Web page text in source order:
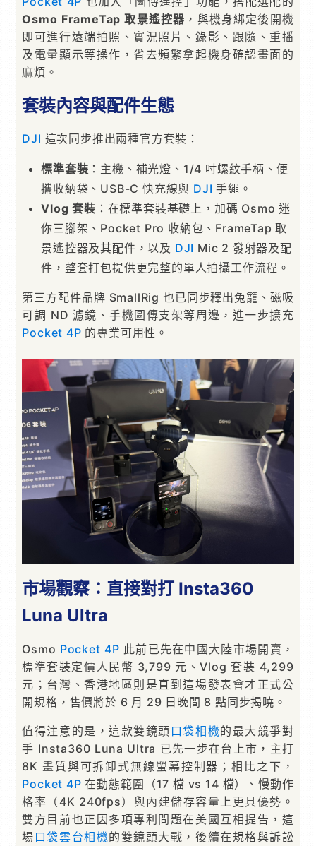
Osmo FrameTap 取景遙控器 ，與機身綁定後開機
即可進行遠端拍照、實況照片、錄影、跟隨、重播
及電量顯示等操作，省去頻繁拿起機身確認畫面的
麻煩。
套裝內容與配件生態
DJI 這次同步推出兩種官方套裝：
標準套裝 ：主機、補光燈、1/4 吋螺紋手柄、便
攜收納袋、USB-C 快充線與 DJI 手繩。
Vlog 套裝 ：在標準套裝基礎上，加碼 Osmo 迷
你三腳架、Pocket Pro 收納包、FrameTap 取
景遙控器及其配件，以及 DJI Mic 2 發射器及配
件，整套打包提供更完整的單人拍攝工作流程。
第三方配件品牌 SmallRig 也已同步釋出兔籠、磁吸
可調 ND 濾鏡、手機圖傳支架等周邊，進一步擴充
Pocket 4P 的專業可用性。
市場觀察：直接對打 Insta360
Luna Ultra
Osmo Pocket 4P 此前已先在中國大陸市場開賣，
標準套裝定價人民幣 3,799 元、Vlog 套裝 4,299
元；台灣、香港地區則是直到這場發表會才正式公
開規格，售價將於 6 月 29 日晚間 8 點同步揭曉。
值得注意的是，這款雙鏡頭 口袋相機的最大競爭對
手 Insta360 Luna Ultra 已先一步在台上市，主打
8K 畫質與可拆卸式無線螢幕控制器；相比之下，
Pocket 4P 在動態範圍（17 檔 vs 14 檔）、慢動作
格率（4K 240fps）與內建儲存容量上更具優勢。
雙方目前也正因多項專利問題在美國互相提告，這
場 口袋雲台相機的雙鏡頭大戰，後續在規格與訴訟